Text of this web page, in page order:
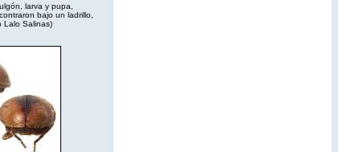
larva y pupa,
bajo un ladrillo,
Lalo Salinas)